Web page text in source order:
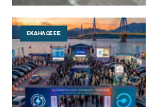
ΕΚΔΗΛΏΣΕΙΣ